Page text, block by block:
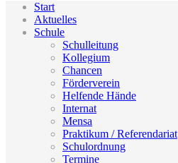
Start
Aktuelles
Schule
Schulleitung
Kollegium
Chancen
Förderverein
Helfende Hände
Internat
Mensa
Praktikum / Referendariat
Schulordnung
Termine